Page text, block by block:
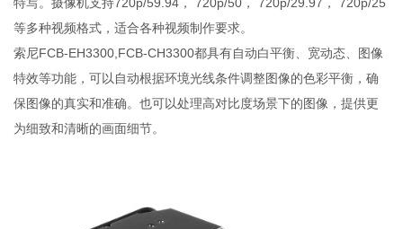
等多种视频格式，适合各种视频制作要求。
索尼FCB-EH3300,FCB-CH3300都具有自动白平衡、宽动态、图像
特效等功能，可以自动根据环境光线条件调整图像的色彩平衡，确
保图像的真实和准确。也可以处理高对比度场景下的图像，提供更
为细致和清晰的画面细节。